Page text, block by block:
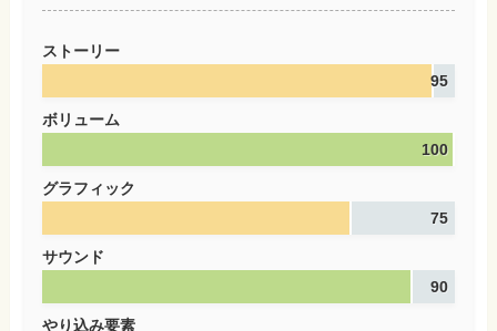
ストーリー
95
ボリューム
100
グラフィック
75
サウンド
90
やり込み要素